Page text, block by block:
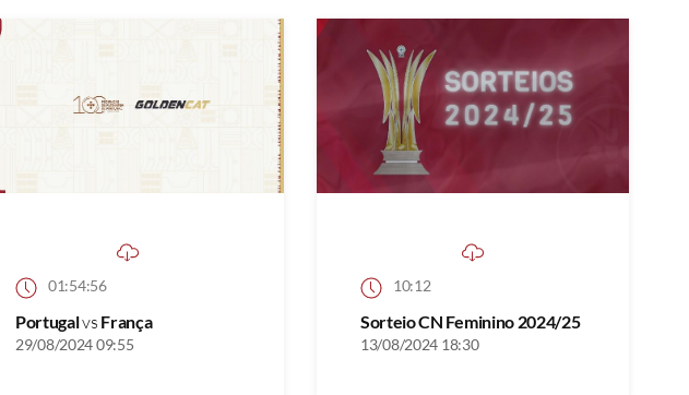
01:54:56
Portugalvs França
29/08/2024 09:55
10:12
Sorteio CN Feminino 2024/25
13/08/2024 18:30